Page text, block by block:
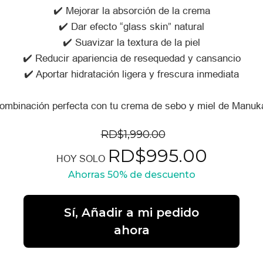
✔️ Mejorar la absorción de la crema
✔️ Dar efecto “glass skin” natural
✔️ Suavizar la textura de la piel
✔️ Reducir apariencia de resequedad y cansancio
✔️ Aportar hidratación ligera y frescura inmediata
perfecta con tu crema de sebo y miel de
RD$1,990.00
HOY SOLO RD$995.00
Ahorras 50% de descuento
Sí, Añadir a mi pedido
ahora